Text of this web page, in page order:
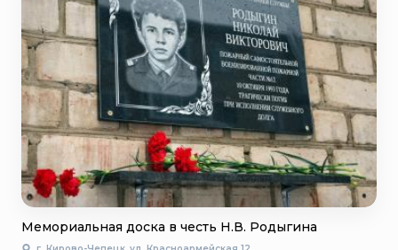
Мемориальная доска в честь Н.В. Родыгина